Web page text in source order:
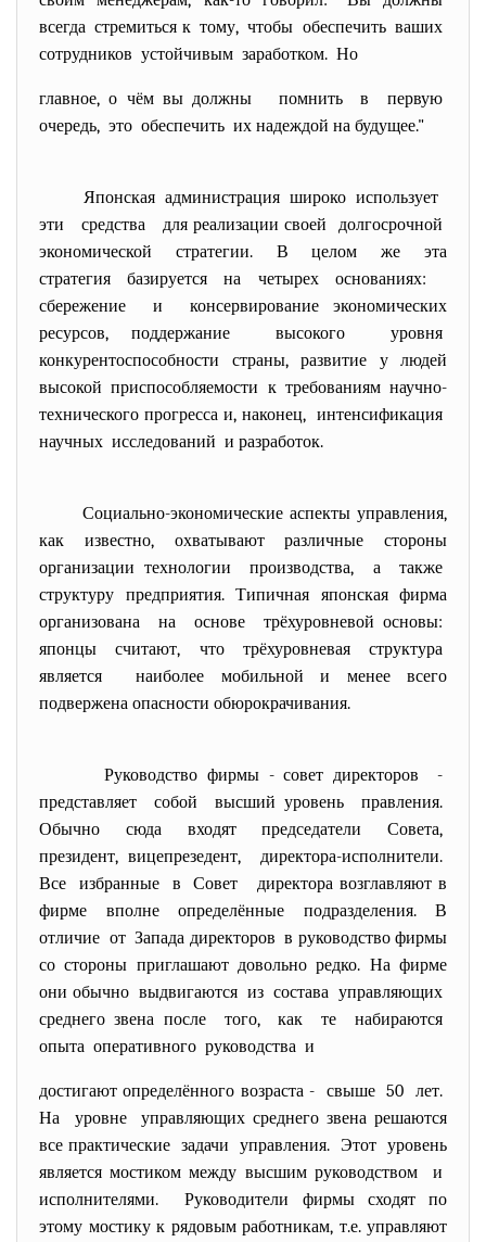
всегда стремиться к тому, чтобы обеспечить ваших
сотрудников устойчивым заработком. Но
главное, о чём вы должны помнить в первую
очередь, это обеспечить их надеждой на будущее."
Японская администрация широко использует
эти средства для реализации своей долгосрочной
экономической стратегии. В целом же эта
стратегия базируется на четырех основаниях:
сбережение и консервирование экономических
ресурсов, поддержание высокого уровня
конкурентоспособности страны, развитие у людей
высокой приспособляемости к требованиям научно-
технического прогресса и, наконец, интенсификация
научных исследований и разработок.
Социально-экономические аспекты управления,
как известно, охватывают различные стороны
организации технологии производства, а также
структуру предприятия. Типичная японская фирма
организована на основе трёхуровневой основы:
японцы считают, что трёхуровневая структура
является наиболее мобильной и менее всего
подвержена опасности обюрокрачивания.
Руководство фирмы - совет директоров -
представляет собой высший уровень правления.
Обычно сюда входят председатели Совета,
президент, вицепрезедент, директора-исполнители.
Все избранные в Совет директора возглавляют в
фирме вполне определённые подразделения. В
отличие от Запада директоров в руководство фирмы
со стороны приглашают довольно редко. На фирме
они обычно выдвигаются из состава управляющих
среднего звена после того, как те набираются
опыта оперативного руководства и
достигают определённого возраста - свыше 50 лет.
На уровне управляющих среднего звена решаются
все практические задачи управления. Этот уровень
является мостиком между высшим руководством и
исполнителями. Руководители фирмы сходят по
этому мостику к рядовым работникам, т.е. управляют